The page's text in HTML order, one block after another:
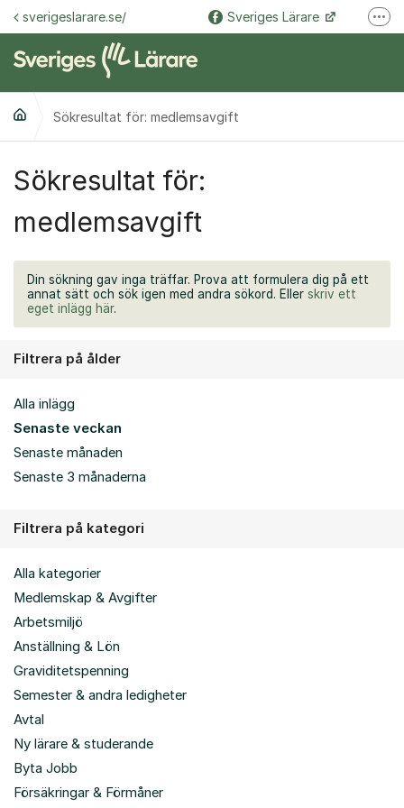
Hoppa till innehåll
sverigeslarare.se/ Sveriges Lärare
Sökresultat för: medlemsavgift
Sökresultat för:
medlemsavgift
Din sökning gav inga träffar. Prova att formulera dig på ett
annat sätt och sök igen med andra sökord. Eller skriv ett
eget inlägg här.
Filtrera på ålder
Alla inlägg
Senaste veckan
Senaste månaden
Senaste 3 månaderna
Filtrera på kategori
Alla kategorier
Medlemskap & Avgifter
Arbetsmiljö
Anställning & Lön
Graviditetspenning
Semester & andra ledigheter
Avtal
Ny lärare & studerande
Byta Jobb
Försäkringar & Förmåner